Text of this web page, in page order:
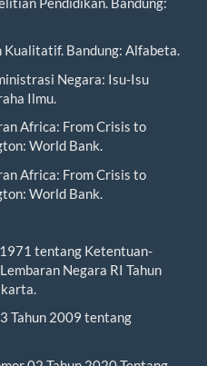
Bandung: Alfabeta.
Negara: Isu-Isu
Ilmu.
Africa: From Crisis to
World Bank.
Africa: From Crisis to
World Bank.
1971 tentang Ketentuan-
Negara RI Tahun
Tahun 2009 tentang